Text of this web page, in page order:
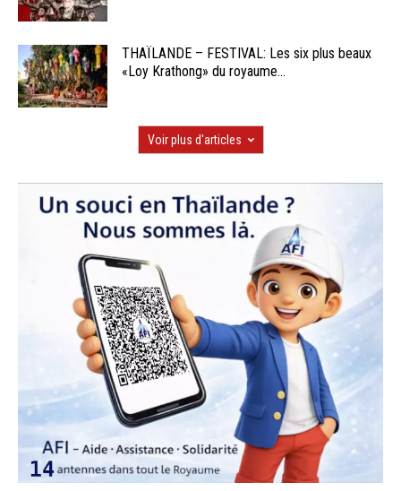
THAÏLANDE – FESTIVAL: Les six plus beaux
«Loy Krathong» du royaume...
Voir plus d'articles